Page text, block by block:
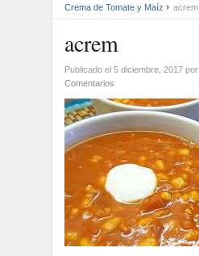
Crema de Tomate y Maíz
acrem
acrem
Publicado el 5 diciembre, 2017 por
Comentarios